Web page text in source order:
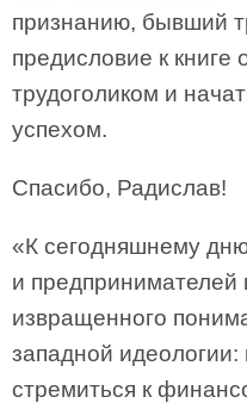
признанию, бывший
предисловие к книге
трудоголиком и
успехом.
Спасибо, Радислав!
«К сегодняшнему
и предпринимателей
извращенного
западной
стремиться к